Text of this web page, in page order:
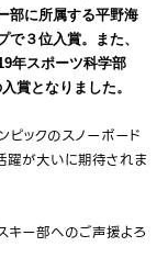
部に所属する平野海
３位入賞。また、
年スポーツ科学部
賞となりました。
ックのスノーボード
躍が大いに期待されま
キー部へのご声援よろ